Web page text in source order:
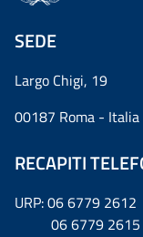
SEDE
Largo Chigi, 19
00187 Roma - Italia
RECAPITI
URP: 06 6779 2612
06 6779 2615